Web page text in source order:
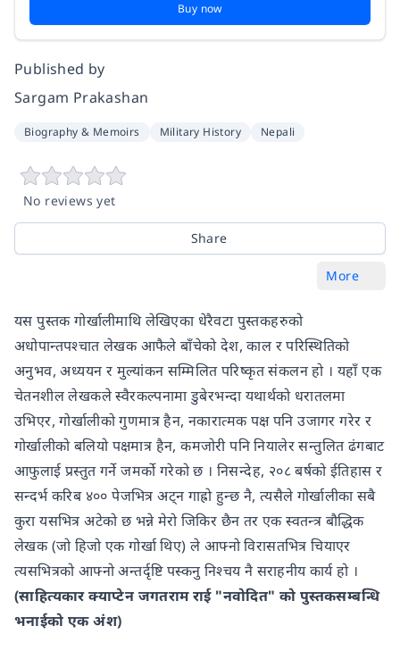
Buy now
Published by
Sargam Prakashan
Biography & Memoirs Military History Nepali
No reviews yet
Share
More
यस पुस्तक गोर्खालीमाथि लेखिएका धेरैवटा पुस्तकहरुको
अधोपान्तपश्चात लेखक आफैले बाँचेको देश, काल र परिस्थितिको
अनुभव, अध्ययन र मुल्यांकन सम्मिलित परिष्कृत संकलन हो । यहाँ एक
चेतनशील लेखकले स्वैरकल्पनामा डुबेरभन्दा यथार्थको धरातलमा
उभिएर, गोर्खालीको गुणमात्र हैन, नकारात्मक पक्ष पनि उजागर गरेर र
गोर्खालीको बलियो पक्षमात्र हैन, कमजोरी पनि नियालेर सन्तुलित ढंगबाट
आफुलाई प्रस्तुत गर्ने जमर्को गरेको छ । निसन्देह, २०८ बर्षको ईतिहास र
सन्दर्भ करिब ४०० पेजभित्र अट्न गाह्रो हुन्छ नै, त्यसैले गोर्खालीका सबै
कुरा यसभित्र अटेको छ भन्ने मेरो जिकिर छैन तर एक स्वतन्त्र बौद्धिक
लेखक (जो हिजो एक गोर्खा थिए) ले आफ्नो विरासतभित्र चियाएर
त्यसभित्रको आफ्नो अन्तर्दृष्टि पस्कनु निश्चय नै सराहनीय कार्य हो ।
(साहित्यकार क्याप्टेन जगतराम राई "नवोदित" को पुस्तकसम्बन्धि
भनाईको एक अंश)